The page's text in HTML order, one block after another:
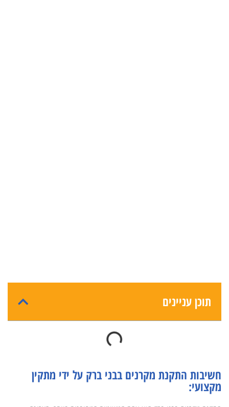
תוכן עניינים
חשיבות התקנת מקרנים בבני ברק על ידי מתקין
מקצועי: